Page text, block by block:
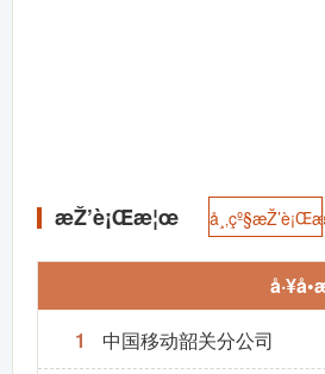
æŽ’è¡Œæ¦œ
1
中国移动韶关分公司